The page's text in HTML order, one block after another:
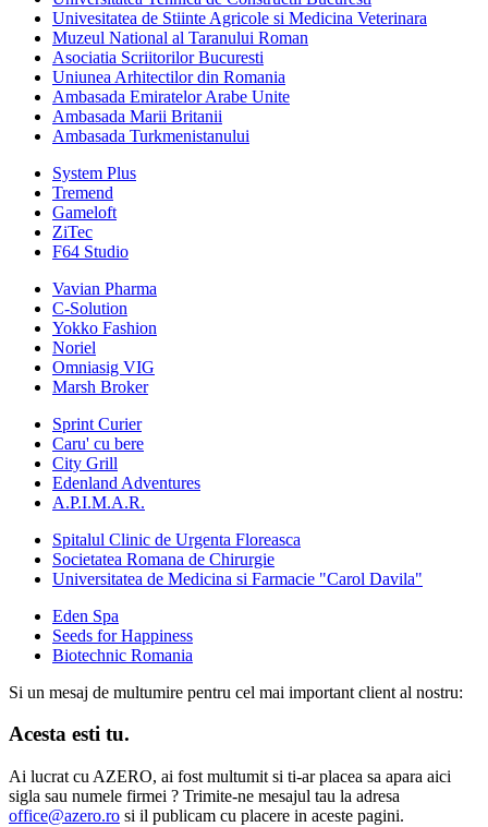
Univesitatea de Stiinte Agricole si Medicina Veterinara
Muzeul National al Taranului Roman
Asociatia Scriitorilor Bucuresti
Uniunea Arhitectilor din Romania
Ambasada Emiratelor Arabe Unite
Ambasada Marii Britanii
Ambasada Turkmenistanului
System Plus
Tremend
Gameloft
ZiTec
F64 Studio
Vavian Pharma
C-Solution
Yokko Fashion
Noriel
Omniasig VIG
Marsh Broker
Sprint Curier
Caru' cu bere
City Grill
Edenland Adventures
A.P.I.M.A.R.
Spitalul Clinic de Urgenta Floreasca
Societatea Romana de Chirurgie
Universitatea de Medicina si Farmacie "Carol Davila"
Eden Spa
Seeds for Happiness
Biotechnic Romania
Si un mesaj de multumire pentru cel mai important client al nostru:
Acesta esti tu.
Ai lucrat cu AZERO, ai fost multumit si ti-ar placea sa apara aici
sigla sau numele firmei ? Trimite-ne mesajul tau la adresa
office@azero.ro si il publicam cu placere in aceste pagini.